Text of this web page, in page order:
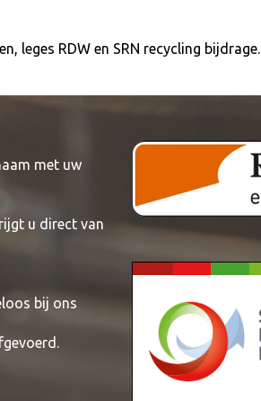
leges RDW en SRN recycling bijdrage.
met uw
u direct van
bij ons